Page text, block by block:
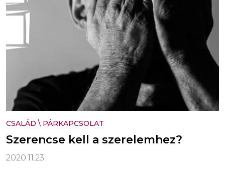
CSALÁD \ PÁRKAPCSOLAT
Szerencse kell a szerelemhez?
2020.11.23.